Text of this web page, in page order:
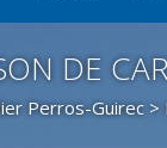
DE
Perros-Guirec >